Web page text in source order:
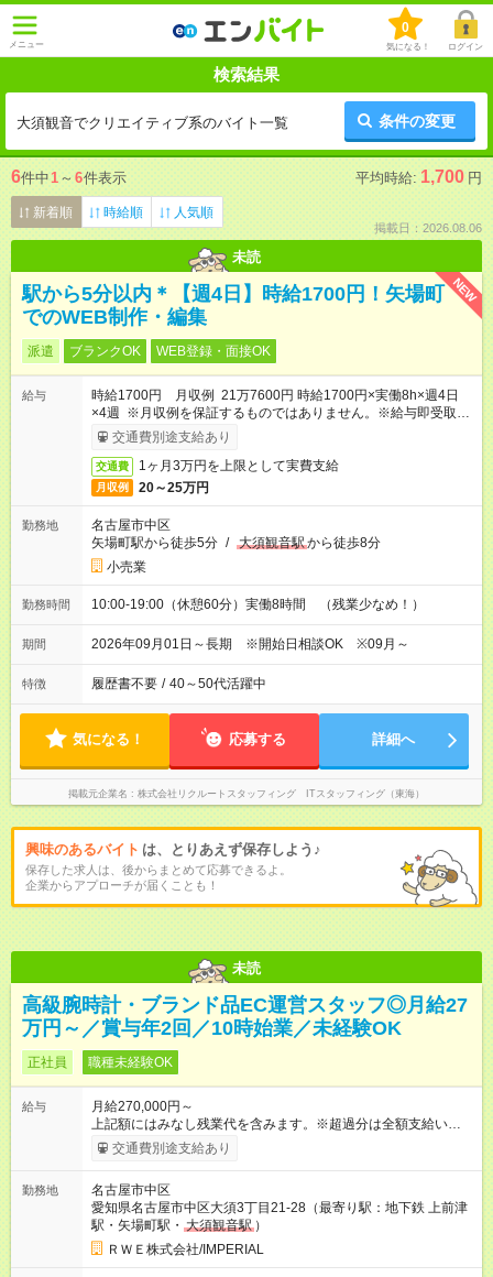
メニュー
0
気になる！ ログイン
検索結果
大須観音でクリエイティブ系のバイト一覧 条件の変更
6件中1 ～ 6件表示 平均時給: 1,700 円
新着順 時給順 人気順
掲載日：2026.08.06
未読
NEW
駅から5分以内＊【週4日】時給1700円！矢場町
でのWEB制作・編集
派遣 ブランクOK WEB登録・面接OK
給与
時給1700円 月収例 21万7600円 時給1700円×実働8h×週4日
×4週 ※月収例を保証するものではありません。※給与即受取り
サービス利用可（利用条件有）
交通費別途支給あり
交通費 1ヶ月3万円を上限として実費支給
月収例 20～25万円
勤務地
名古屋市中区
矢場町駅から徒歩5分 / 大須観音駅から徒歩8分
小売業
勤務時間 10:00-19:00（休憩60分）実働8時間 （残業少なめ！）
期間 2026年09月01日～長期 ※開始日相談OK ※09月～
特徴 履歴書不要 / 40～50代活躍中
気になる！ 応募する 詳細へ
掲載元企業名 株式会社リクルートスタッフィング ITスタッフィング（東海）
興味のあるバイト は、とりあえず保存しよう♪
保存した求人は、後からまとめて応募できるよ。
企業からアプローチが届くことも！
未読
高級腕時計・ブランド品EC運営スタッフ◎月給27
万円～／賞与年2回／10時始業／未経験OK
正社員 職種未経験OK
給与
月給270,000円～
上記額にはみなし残業代を含みます。※超過分は全額支給いたし
ます。 みなし残業代 50,000円／月 みなし残業時間 31時間／月
※経験・能力を考慮して決定します。 毎年昇給有!! 【試用期間】
採用時と異なる部分があります。 雇用形態：中途採用（正社
員） 給与：月給 250,000円以上 上記額にはみなし残業代を含み
ます。※超過分は全額支給いたします。 みなし残業代 50,000円
／月 みなし残業時間 34時間／月
交通費別途支給あり
勤務地
名古屋市中区
愛知県名古屋市中区大須3丁目21-28（最寄り駅：地下鉄 上前津
駅・矢場町駅・ 大須観音駅 ）
ＲＷＥ株式会社/IMPERIAL